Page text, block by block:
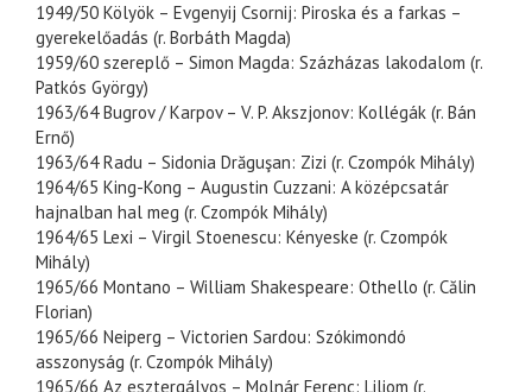
1949/50 Kölyök – Evgenyij Csornij: Piroska és a farkas –
gyerekelőadás (r. Borbáth Magda)
1959/60 szereplő – Simon Magda: Százházas lakodalom (r.
Patkós György)
1963/64 Bugrov / Karpov – V. P. Akszjonov: Kollégák (r. Bán
Ernő)
1963/64 Radu – Sidonia Drăguşan: Zizi (r. Czompók Mihály)
1964/65 King-Kong – Augustin Cuzzani: A középcsatár
hajnalban hal meg (r. Czompók Mihály)
1964/65 Lexi – Virgil Stoenescu: Kényeske (r. Czompók
Mihály)
1965/66 Montano – William Shakespeare: Othello (r. Călin
Florian)
1965/66 Neiperg – Victorien Sardou: Szókimondó
asszonyság (r. Czompók Mihály)
1965/66 Az esztergályos – Molnár Ferenc: Liliom (r.